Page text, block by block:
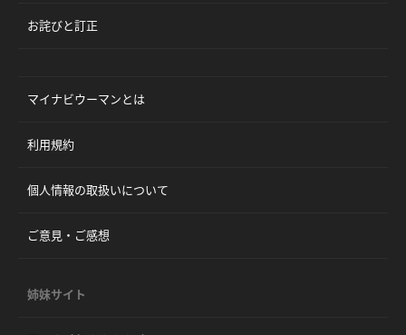
お詫びと訂正
マイナビウーマンとは
利用規約
個人情報の取扱いについて
ご意見・ご感想
姉妹サイト